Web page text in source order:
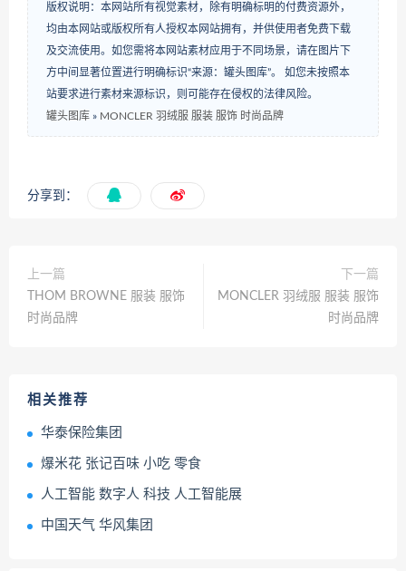
版权说明：本网站所有视觉素材，除有明确标明的付费资源外，
均由本网站或版权所有人授权本网站拥有，并供使用者免费下载
及交流使用。如您需将本网站素材应用于不同场景，请在图片下
方中间显著位置进行明确标识“来源：罐头图库”。 如您未按照本
站要求进行素材来源标识，则可能存在侵权的法律风险。
罐头图库 » MONCLER 羽绒服 服装 服饰 时尚品牌
分享到：
上一篇
THOM BROWNE 服装 服饰
时尚品牌
下一篇
MONCLER 羽绒服 服装 服饰
时尚品牌
相关推荐
华泰保险集团
爆米花 张记百味 小吃 零食
人工智能 数字人 科技 人工智能展
中国天气 华风集团